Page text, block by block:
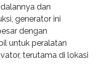
dan
generator ini
dengan
untuk peralatan
terutama di lokasi